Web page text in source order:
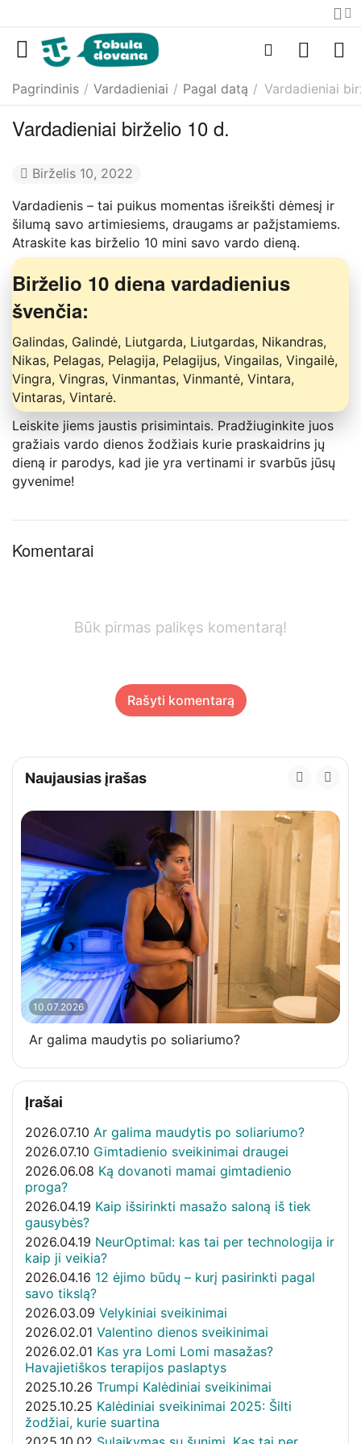
Pagrindinis / Vardadieniai / Pagal datą / Vardadieniai
Vardadieniai birželio 10 d.
Birželis 10, 2022
Vardadienis – tai puikus momentas išreikšti dėmesį ir
šilumą savo artimiesiems, draugams ar pažįstamiems.
Atraskite kas birželio 10 mini savo vardo dieną.
Birželio 10 diena vardadienius
švenčia:
Galindas, Galindė, Liutgarda, Liutgardas, Nikandras,
Nikas, Pelagas, Pelagija, Pelagijus, Vingailas, Vingailė,
Vingra, Vingras, Vinmantas, Vinmantė, Vintara,
Vintaras, Vintarė.
Leiskite jiems jaustis prisimintais. Pradžiuginkite juos
gražiais vardo dienos žodžiais kurie praskaidrins jų
dieną ir parodys, kad jie yra vertinami ir svarbūs jūsų
gyvenime!
Komentarai
Būk pirmas palikęs komentarą!
Rašyti komentarą
Naujausias įrašas
10.07.2026
Ar galima maudytis po soliariumo?
Įrašai
2026.07.10 Ar galima maudytis po soliariumo?
2026.07.10 Gimtadienio sveikinimai draugei
2026.06.08 Ką dovanoti mamai gimtadienio
proga?
2026.04.19 Kaip išsirinkti masažo saloną iš tiek
gausybės?
2026.04.19 NeurOptimal: kas tai per technologija ir
kaip ji veikia?
2026.04.16 12 ėjimo būdų – kurį pasirinkti pagal
savo tikslą?
2026.03.09 Velykiniai sveikinimai
2026.02.01 Valentino dienos sveikinimai
2026.02.01 Kas yra Lomi Lomi masažas?
Havajietiškos terapijos paslaptys
2025.10.26 Trumpi Kalėdiniai sveikinimai
2025.10.25 Kalėdiniai sveikinimai 2025: Šilti
žodžiai, kurie suartina